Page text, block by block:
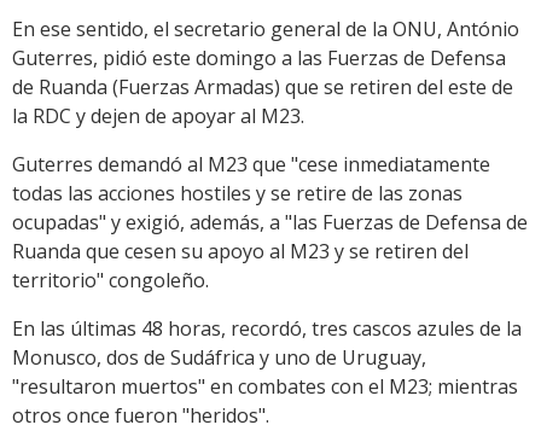
En ese sentido, el secretario general de la ONU, António
Guterres, pidió este domingo a las Fuerzas de Defensa
de Ruanda (Fuerzas Armadas) que se retiren del este de
la RDC y dejen de apoyar al M23.
Guterres demandó al M23 que "cese inmediatamente
todas las acciones hostiles y se retire de las zonas
ocupadas" y exigió, además, a "las Fuerzas de Defensa de
Ruanda que cesen su apoyo al M23 y se retiren del
territorio" congoleño.
En las últimas 48 horas, recordó, tres cascos azules de la
Monusco, dos de Sudáfrica y uno de Uruguay,
"resultaron muertos" en combates con el M23; mientras
otros once fueron "heridos".